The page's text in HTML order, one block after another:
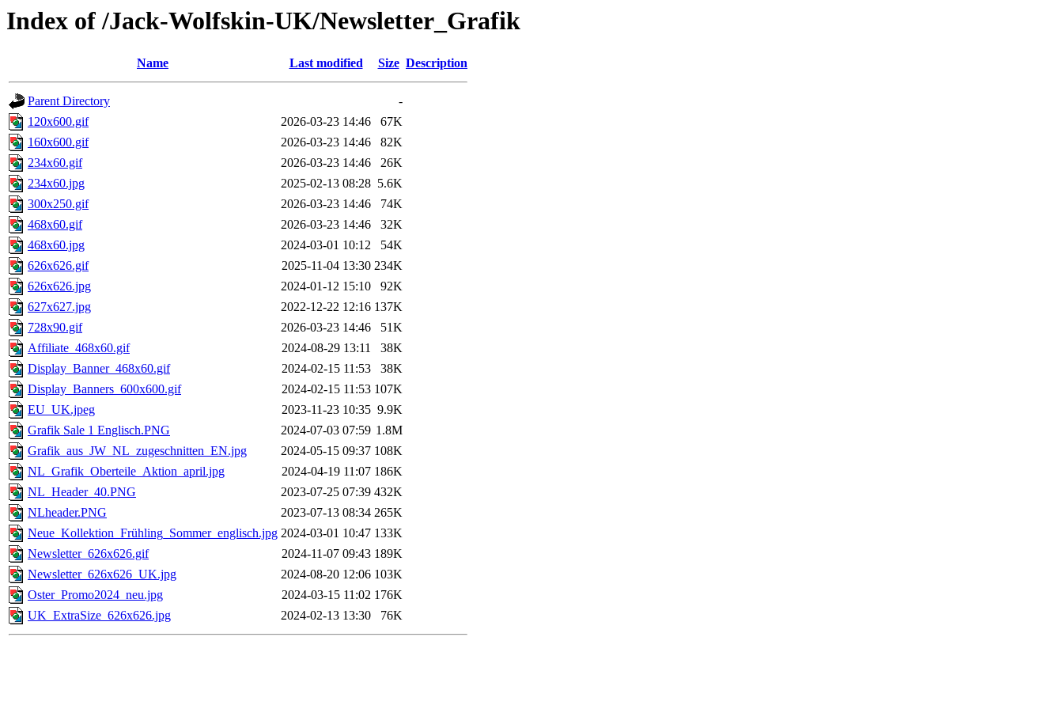
Index of /Jack-Wolfskin-UK/Newsletter_Grafik
Name Last modified Size Description
Parent Directory
-
120x600.gif
2026-03-23 14:46
67K
160x600.gif
2026-03-23 14:46
82K
234x60.gif
2026-03-23 14:46
26K
234x60.jpg
2025-02-13 08:28 5.6K
300x250.gif
2026-03-23 14:46
74K
468x60.gif
2026-03-23 14:46
32K
468x60.jpg
2024-03-01 10:12
54K
626x626.gif
2025-11-04 13:30 234K
626x626.jpg
2024-01-12 15:10
92K
627x627.jpg
2022-12-22 12:16 137K
728x90.gif
2026-03-23 14:46
51K
Affiliate_468x60.gif
2024-08-29 13:11
38K
Display_Banner_468x60.gif
2024-02-15 11:53
38K
Display_Banners_600x600.gif
2024-02-15 11:53 107K
EU_UK.jpeg
2023-11-23 10:35 9.9K
Grafik Sale 1 Englisch.PNG
2024-07-03 07:59 1.8M
Grafik_aus_JW_NL_zugeschnitten_EN.jpg
2024-05-15 09:37 108K
NL_Grafik_Oberteile_Aktion_april.jpg
2024-04-19 11:07 186K
NL_Header_40.PNG
2023-07-25 07:39 432K
NLheader.PNG
2023-07-13 08:34 265K
Neue_Kollektion_Frühling_Sommer_englisch.jpg 2024-03-01 10:47 133K
Newsletter_626x626.gif
2024-11-07 09:43 189K
Newsletter_626x626_UK.jpg
2024-08-20 12:06 103K
Oster_Promo2024_neu.jpg
2024-03-15 11:02 176K
UK_ExtraSize_626x626.jpg
2024-02-13 13:30 76K